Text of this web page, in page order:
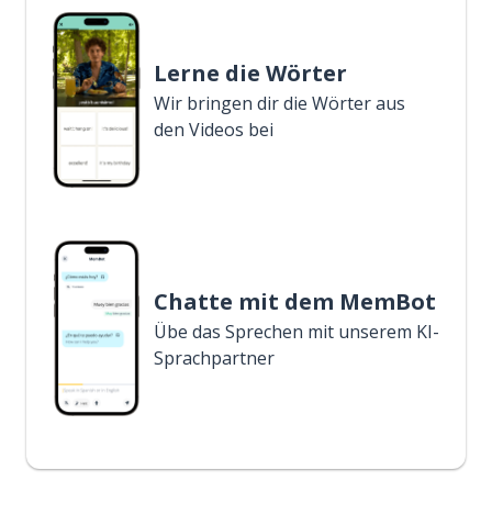
Lerne die Wörter
Wir bringen dir die Wörter aus
den Videos bei
Chatte mit dem MemBot
Übe das Sprechen mit unserem KI-
Sprachpartner